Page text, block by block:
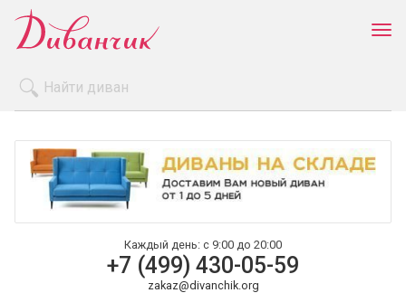
Оплата и доставка
Контакты
Каждый день: с 9:00 до 20:00
+7 (499) 430-05-59
zakaz@divanchik.org